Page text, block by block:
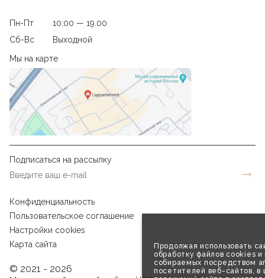
Продолжая использовать
обработку файлов cookies и
собираемых посредством
посетителей веб-сайтов, в
Пн-Пт
10:00 — 19.00
Сб-Вс
Выходной
Мы на карте
Подписаться на рассылку
Конфиденциальность
Пользовательское соглашение
Настройки cookies
Карта сайта
© 2021 - 2026